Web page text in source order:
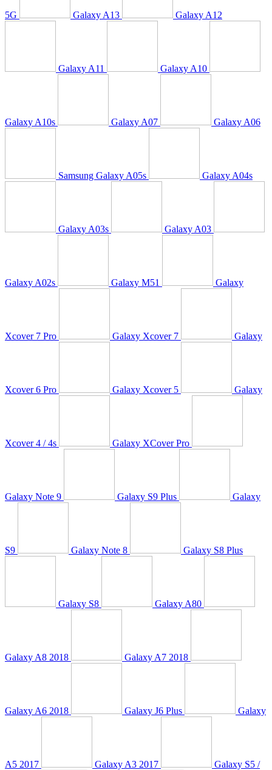
5G Galaxy A13 Galaxy A12
Galaxy A11 Galaxy A10
Galaxy A10s Galaxy A07 Galaxy A06
Samsung Galaxy A05s Galaxy A04s
Galaxy A03s Galaxy A03
Galaxy A02s Galaxy M51 Galaxy
Xcover 7 Pro Galaxy Xcover 7 Galaxy
Xcover 6 Pro Galaxy Xcover 5 Galaxy
Xcover 4 / 4s Galaxy XCover Pro
Galaxy Note 9 Galaxy S9 Plus Galaxy
S9 Galaxy Note 8 Galaxy S8 Plus
Galaxy S8 Galaxy A80
Galaxy A8 2018 Galaxy A7 2018
Galaxy A6 2018 Galaxy J6 Plus Galaxy
A5 2017 Galaxy A3 2017 Galaxy S5 /